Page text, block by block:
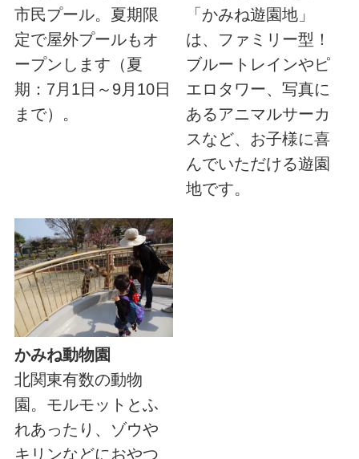
市民プール。夏期限
定で屋外プールもオ
ープンします（夏
期：7月1日～9月10日
まで）。
「かみね遊園地」
は、ファミリー型！
ブルートレインやピ
エロタワー、写真に
あるアニマルサーカ
スなど、お子様に喜
んでいただける遊園
地です。
かみね動物園
北関東有数の動物
園。モルモットとふ
れあったり、ゾウや
キリンなどにおやつ